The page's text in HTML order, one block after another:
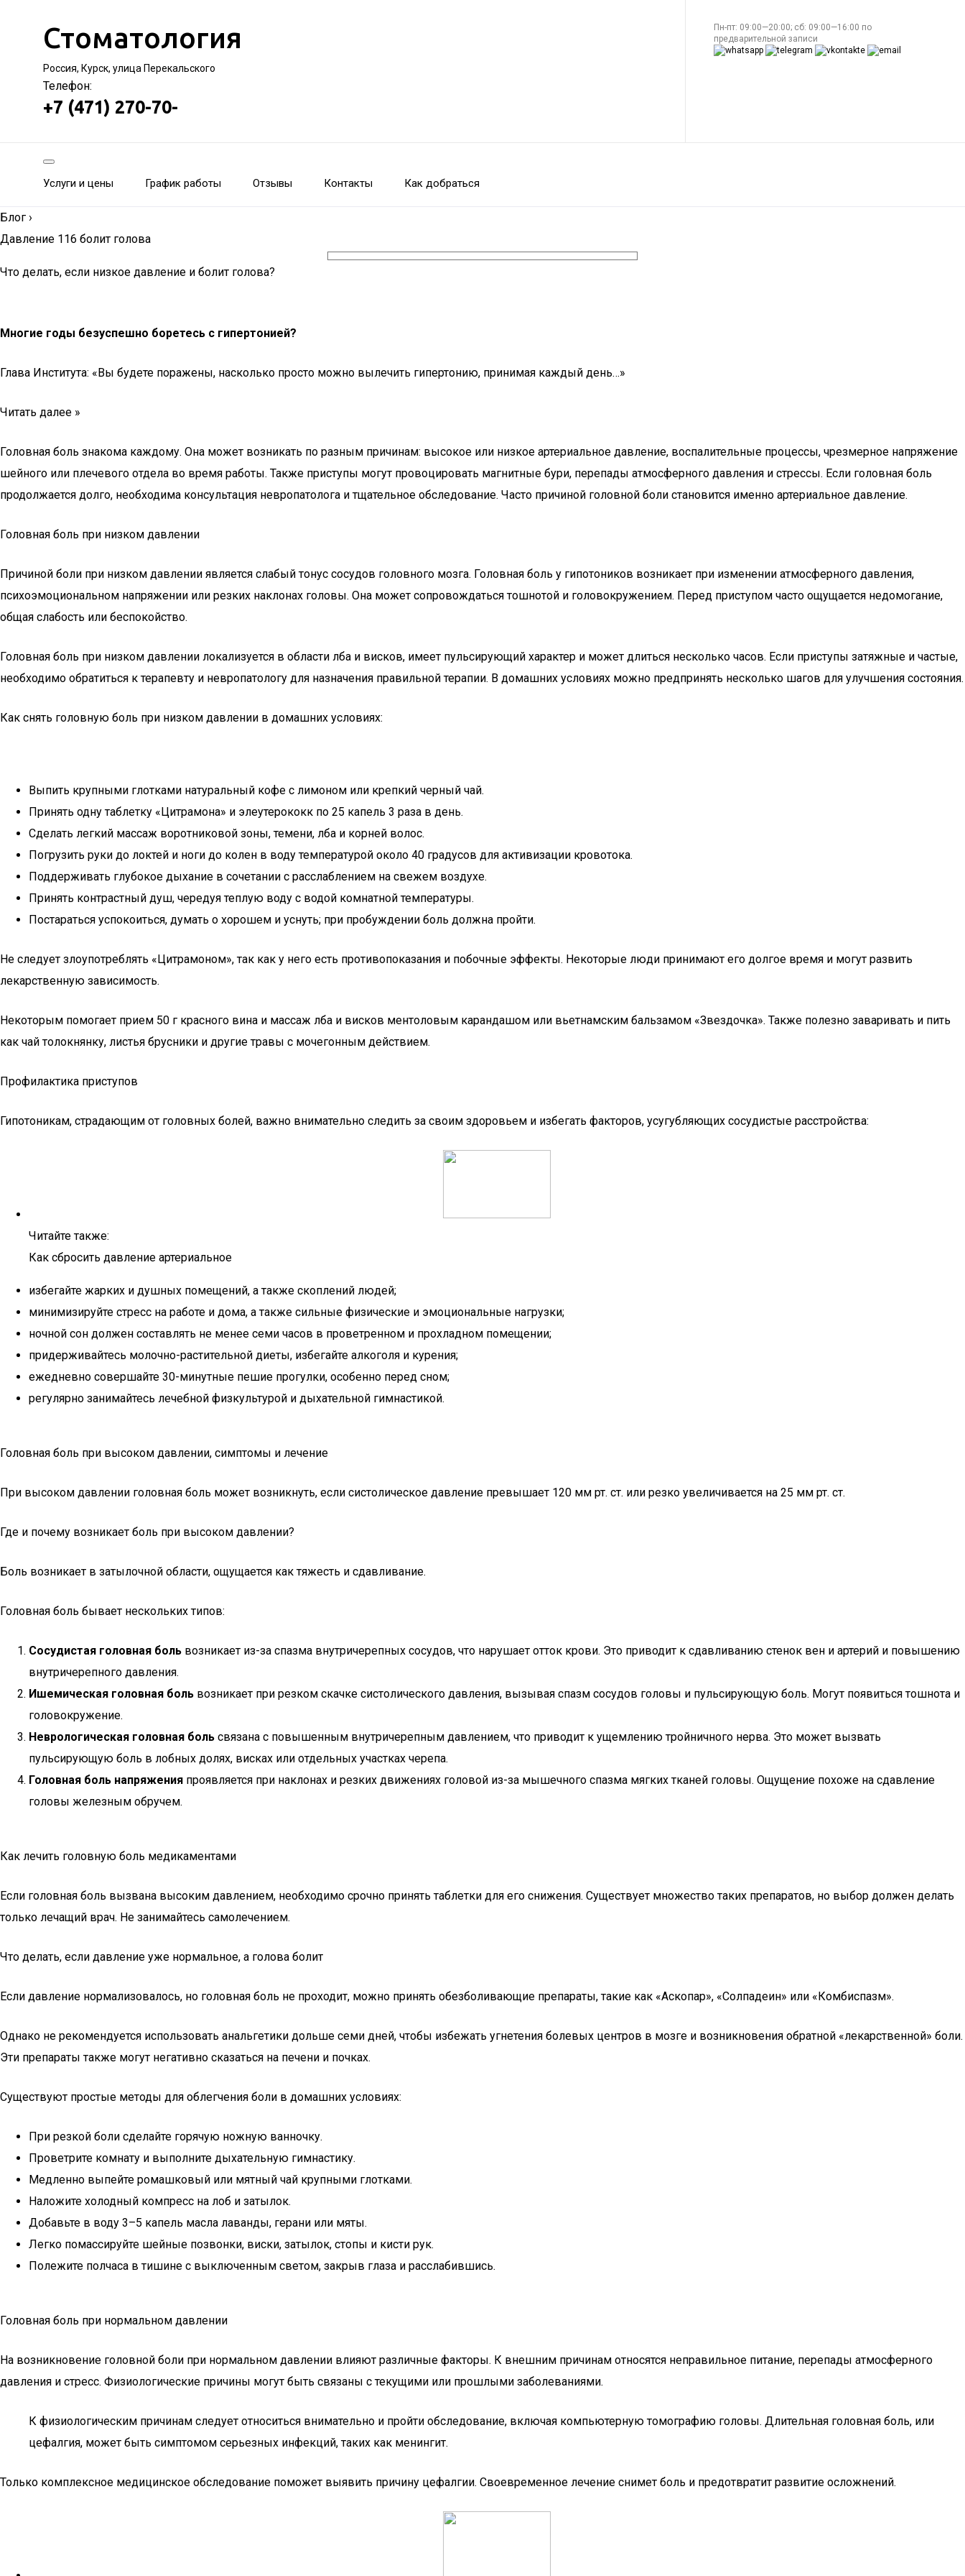
Стоматология
Россия, Курск, улица Перекальского
Телефон:
+7 (471) 270-70-
Пн-пт: 09:00—20:00; сб: 09:00—16:00 по
предварительной записи
Услуги и цены График работы Отзывы Контакты Как добраться
Блог ›
Давление 116 болит голова
Что делать, если низкое давление и болит голова?
Многие годы безуспешно боретесь с гипертонией?
Глава Института: «Вы будете поражены, насколько просто можно вылечить гипертонию, принимая каждый день…»
Читать далее »
Головная боль знакома каждому. Она может возникать по разным причинам: высокое или низкое артериальное давление, воспалительные процессы, чрезмерное напряжение
шейного или плечевого отдела во время работы. Также приступы могут провоцировать магнитные бури, перепады атмосферного давления и стрессы. Если головная боль
продолжается долго, необходима консультация невропатолога и тщательное обследование. Часто причиной головной боли становится именно артериальное давление.
Головная боль при низком давлении
Причиной боли при низком давлении является слабый тонус сосудов головного мозга. Головная боль у гипотоников возникает при изменении атмосферного давления,
психоэмоциональном напряжении или резких наклонах головы. Она может сопровождаться тошнотой и головокружением. Перед приступом часто ощущается недомогание,
общая слабость или беспокойство.
Головная боль при низком давлении локализуется в области лба и висков, имеет пульсирующий характер и может длиться несколько часов. Если приступы затяжные и частые,
необходимо обратиться к терапевту и невропатологу для назначения правильной терапии. В домашних условиях можно предпринять несколько шагов для улучшения состояния.
Как снять головную боль при низком давлении в домашних условиях:
Выпить крупными глотками натуральный кофе с лимоном или крепкий черный чай.
Принять одну таблетку «Цитрамона» и элеутерококк по 25 капель 3 раза в день.
Сделать легкий массаж воротниковой зоны, темени, лба и корней волос.
Погрузить руки до локтей и ноги до колен в воду температурой около 40 градусов для активизации кровотока.
Поддерживать глубокое дыхание в сочетании с расслаблением на свежем воздухе.
Принять контрастный душ, чередуя теплую воду с водой комнатной температуры.
Постараться успокоиться, думать о хорошем и уснуть; при пробуждении боль должна пройти.
Не следует злоупотреблять «Цитрамоном», так как у него есть противопоказания и побочные эффекты. Некоторые люди принимают его долгое время и могут развить
лекарственную зависимость.
Некоторым помогает прием 50 г красного вина и массаж лба и висков ментоловым карандашом или вьетнамским бальзамом «Звездочка». Также полезно заваривать и пить
как чай толокнянку, листья брусники и другие травы с мочегонным действием.
Профилактика приступов
Гипотоникам, страдающим от головных болей, важно внимательно следить за своим здоровьем и избегать факторов, усугубляющих сосудистые расстройства:
Читайте также:
Как сбросить давление артериальное
избегайте жарких и душных помещений, а также скоплений людей;
минимизируйте стресс на работе и дома, а также сильные физические и эмоциональные нагрузки;
ночной сон должен составлять не менее семи часов в проветренном и прохладном помещении;
придерживайтесь молочно-растительной диеты, избегайте алкоголя и курения;
ежедневно совершайте 30-минутные пешие прогулки, особенно перед сном;
регулярно занимайтесь лечебной физкультурой и дыхательной гимнастикой.
Головная боль при высоком давлении, симптомы и лечение
При высоком давлении головная боль может возникнуть, если систолическое давление превышает 120 мм рт. ст. или резко увеличивается на 25 мм рт. ст.
Где и почему возникает боль при высоком давлении?
Боль возникает в затылочной области, ощущается как тяжесть и сдавливание.
Головная боль бывает нескольких типов:
Сосудистая головная боль возникает из-за спазма внутричерепных сосудов, что нарушает отток крови. Это приводит к сдавливанию стенок вен и артерий и повышению
внутричерепного давления.
Ишемическая головная боль возникает при резком скачке систолического давления, вызывая спазм сосудов головы и пульсирующую боль. Могут появиться тошнота и
головокружение.
Неврологическая головная боль связана с повышенным внутричерепным давлением, что приводит к ущемлению тройничного нерва. Это может вызвать
пульсирующую боль в лобных долях, висках или отдельных участках черепа.
Головная боль напряжения проявляется при наклонах и резких движениях головой из-за мышечного спазма мягких тканей головы. Ощущение похоже на сдавление
головы железным обручем.
Как лечить головную боль медикаментами
Если головная боль вызвана высоким давлением, необходимо срочно принять таблетки для его снижения. Существует множество таких препаратов, но выбор должен делать
только лечащий врач. Не занимайтесь самолечением.
Что делать, если давление уже нормальное, а голова болит
Если давление нормализовалось, но головная боль не проходит, можно принять обезболивающие препараты, такие как «Аскопар», «Солпадеин» или «Комбиспазм».
Однако не рекомендуется использовать анальгетики дольше семи дней, чтобы избежать угнетения болевых центров в мозге и возникновения обратной «лекарственной» боли.
Эти препараты также могут негативно сказаться на печени и почках.
Существуют простые методы для облегчения боли в домашних условиях:
При резкой боли сделайте горячую ножную ванночку.
Проветрите комнату и выполните дыхательную гимнастику.
Медленно выпейте ромашковый или мятный чай крупными глотками.
Наложите холодный компресс на лоб и затылок.
Добавьте в воду 3–5 капель масла лаванды, герани или мяты.
Легко помассируйте шейные позвонки, виски, затылок, стопы и кисти рук.
Полежите полчаса в тишине с выключенным светом, закрыв глаза и расслабившись.
Головная боль при нормальном давлении
На возникновение головной боли при нормальном давлении влияют различные факторы. К внешним причинам относятся неправильное питание, перепады атмосферного
давления и стресс. Физиологические причины могут быть связаны с текущими или прошлыми заболеваниями.
К физиологическим причинам следует относиться внимательно и пройти обследование, включая компьютерную томографию головы. Длительная головная боль, или
цефалгия, может быть симптомом серьезных инфекций, таких как менингит.
Только комплексное медицинское обследование поможет выявить причину цефалгии. Своевременное лечение снимет боль и предотвратит развитие осложнений.